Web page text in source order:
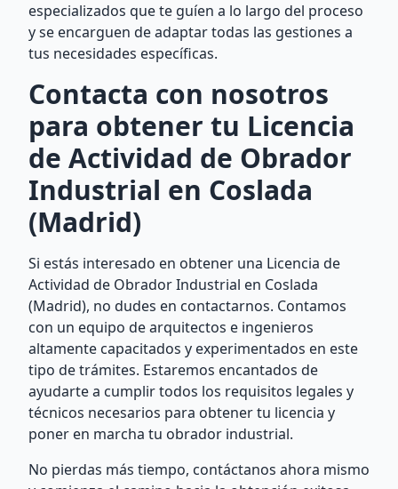
especializados que te guíen a lo largo del proceso
y se encarguen de adaptar todas las gestiones a
tus necesidades específicas.
Contacta con nosotros
para obtener tu Licencia
de Actividad de Obrador
Industrial en Coslada
(Madrid)
Si estás interesado en obtener una Licencia de
Actividad de Obrador Industrial en Coslada
(Madrid), no dudes en contactarnos. Contamos
con un equipo de arquitectos e ingenieros
altamente capacitados y experimentados en este
tipo de trámites. Estaremos encantados de
ayudarte a cumplir todos los requisitos legales y
técnicos necesarios para obtener tu licencia y
poner en marcha tu obrador industrial.
No pierdas más tiempo, contáctanos ahora mismo